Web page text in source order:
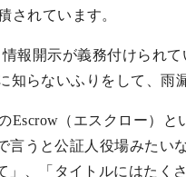
されています。
報開示が義務付けられ
らないふりをして、雨
Escrow（エスクロー）
うと公証人役場みた
、「タイトルにはたく